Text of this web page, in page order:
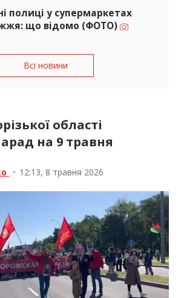
полиці у супермаркетах
що відомо (ФОТО)
Всі новини
області
на 9 травня
• 12:13, 8 травня 2026